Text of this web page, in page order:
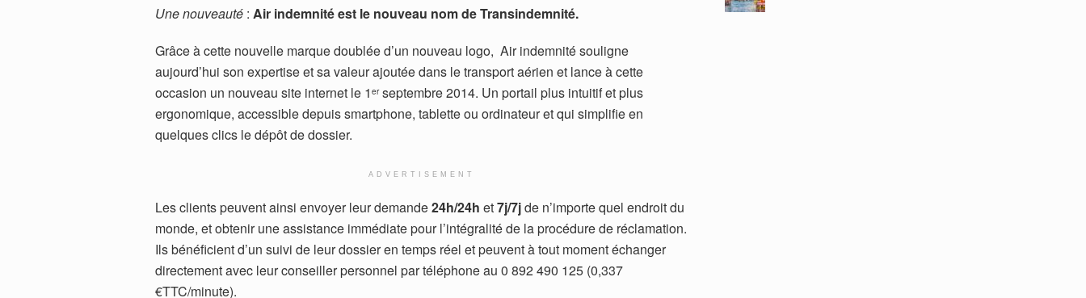
Une nouveauté : Air indemnité est le nouveau nom de Transindemnité.
Grâce à cette nouvelle marque doublée d’un nouveau logo, Air indemnité souligne
aujourd’hui son expertise et sa valeur ajoutée dans le transport aérien et lance à cette
occasion un nouveau site internet le 1 erseptembre 2014. Un portail plus intuitif et plus
ergonomique, accessible depuis smartphone, tablette ou ordinateur et qui simplifie en
quelques clics le dépôt de dossier.
ADVERTISEMENT
Les clients peuvent ainsi envoyer leur demande24h/24h et7j/7jde n’importe quel endroit du
monde, et obtenir une assistance immédiate pour l’intégralité de la procédure de réclamation.
Ils bénéficient d’un suivi de leur dossier en temps réel et peuvent à tout moment échanger
directement avec leur conseiller personnel par téléphone au 0 892 490 125 (0,337
€TTC/minute).